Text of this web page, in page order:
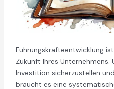
Führungskräfteentwicklung
Zukunft Ihres Unternehmens.
Investition sicherzustellen
braucht es eine